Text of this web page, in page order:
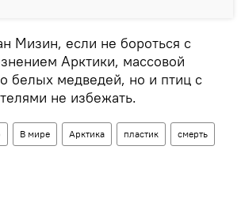
Мизин, если не бороться с
Арктики, массовой
белых медведей, но и птиц с
не избежать.
В мире Арктика пластик смерть